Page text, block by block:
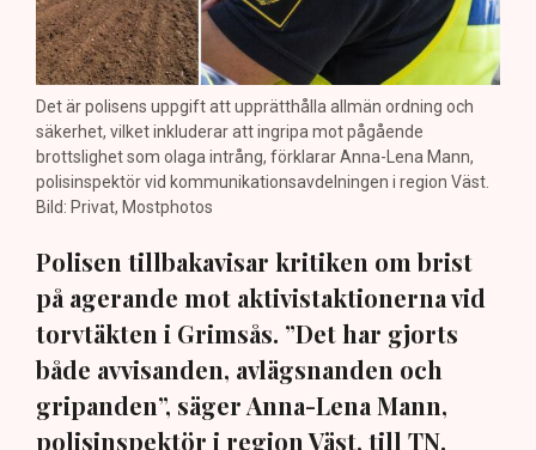
Det är polisens uppgift att upprätthålla allmän ordning och
säkerhet, vilket inkluderar att ingripa mot pågående
brottslighet som olaga intrång, förklarar Anna-Lena Mann,
polisinspektör vid kommunikationsavdelningen i region Väst.
Bild: Privat, Mostphotos
Polisen tillbakavisar kritiken om brist
på agerande mot aktivistaktionerna vid
torvtäkten i Grimsås. ”Det har gjorts
både avvisanden, avlägsnanden och
gripanden”, säger Anna-Lena Mann,
polisinspektör i region Väst, till TN.